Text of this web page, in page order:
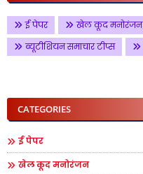
ई पेपर खेल कूद मनोरंजन
ब्यूटीशियन समाचार टीप्स
CATEGORIES
ई पेपर
खेल कूद मनोरंजन